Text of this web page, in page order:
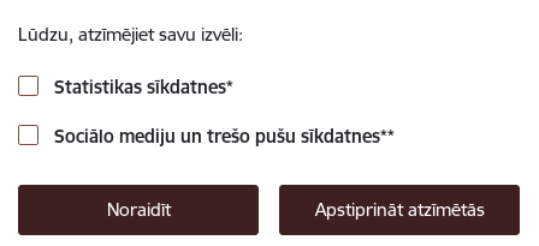
Lūdzu, atzīmējiet savu izvēli:
Statistikas sīkdatnes*
Sociālo mediju un trešo pušu sīkdatnes**
Noraidīt Apstiprināt atzīmētās